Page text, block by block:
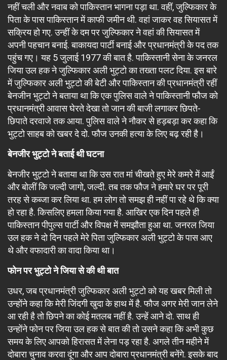
नहीं चली और नवाब को पाकिस्तान भागना पड़ा था. वहीं, जुल्फिकार के
पिता के पास पाकिस्तान में काफी जमीन थी. वहां जाकर वह सियासत में
सक्रिय हो गए. उन्हीं के दम पर जुल्फिकार ने वहां की सियासत में
अपनी पहचान बनाई. बाकायदा पार्टी बनाई और प्रधानमंत्री के पद तक
पहुंच गए। यह 5 जुलाई 1977 की बात है. पाकिस्तानी सेना के जनरल
जिया उल हक ने जुल्फिकार अली भुट्टो का तख्ता पलट दिया. इस बारे
में जुल्फिकार अली भुट्टो की बेटी और पाकिस्तान की प्रधानमंत्री रहीं
बेनजीन भुट्टो ने बताया था कि एक पुलिस वाले ने पाकिस्तानी फौज को
प्रधानमंत्री आवास घेरते देखा तो जान की बाजी लगाकर छिपते-
छिपाते दरवाजे तक आया. पुलिस वाले ने नौकर से हड़बड़ा कर कहा कि
भुट्टो साहब को खबर दे दो. फौज उनकी हत्या के लिए बढ़ रही है।
बेनजीर भुट्टो ने बताई थी घटना
बेनजीर भुट्टो ने बताया था कि उस रात मां चीखते हुए मेरे कमरे में आईं
और बोलीं कि जल्दी जागो, जल्दी. तब तक फौज ने हमारे घर पर पूरी
तरह से कब्जा कर लिया था. हम लोग तो समझ ही नहीं पा रहे थे कि क्या
हो रहा है. किसलिए हमला किया गया है. आखिर एक दिन पहले ही
पाकिस्तान पीपुल्स पार्टी और विपक्ष में समझौता हुआ था. जनरल जिया
उल हक ने दो दिन पहले मेरे पिता जुल्फिकार अली भुट्टो के पास आए
थे और वफादारी का वादा किया था।
फोन पर भुट्टो ने जिया से की थी बात
उधर, जब प्रधानमंत्री जुल्फिकार अली भुट्टो को यह खबर मिली तो
उन्होंने कहा कि मेरी जिंदगी खुदा के हाथ में है. फौज अगर मेरी जान लेने
आ रही है तो छिपने का कोई मतलब नहीं है. उन्हें आने दो. साथ ही
उन्होंने फोन पर जिया उल हक से बात की तो उसने कहा कि अभी कुछ
समय के लिए आपको हिरासत में लेना पड़ रहा है. अगले तीन महीने में
दोबारा चुनाव करवा दूंगा और आप दोबारा प्रधानमंत्री बनेंगे. इसके बाद